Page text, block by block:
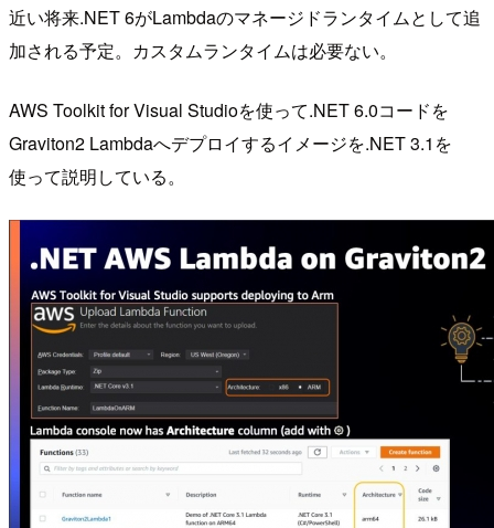
近い将来.NET 6がLambdaのマネージドランタイムとして追
加される予定。カスタムランタイムは必要ない。
AWS Toolkit for Visual Studioを使って.NET 6.0コードを
Graviton2 Lambdaへデプロイするイメージを.NET 3.1を
使って説明している。